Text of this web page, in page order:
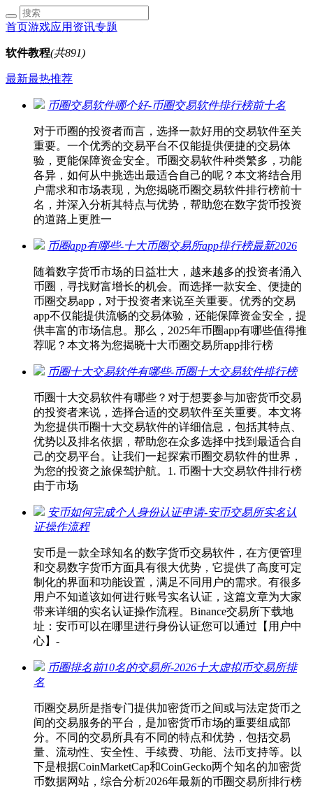
首页游戏应用 资讯专题
软件教程(共891)
最新最热推荐
币圈交易软件哪个好-币圈交易软件排行榜前十名
对于币圈的投资者而言，选择一款好用的交易软件至关
重要。一个优秀的交易平台不仅能提供便捷的交易体
验，更能保障资金安全。币圈交易软件种类繁多，功能
各异，如何从中挑选出最适合自己的呢？本文将结合用
户需求和市场表现，为您揭晓币圈交易软件排行榜前十
名，并深入分析其特点与优势，帮助您在数字货币投资
的道路上更胜一
币圈app有哪些-十大币圈交易所app排行榜最新2026
随着数字货币市场的日益壮大，越来越多的投资者涌入
币圈，寻找财富增长的机会。而选择一款安全、便捷的
币圈交易app，对于投资者来说至关重要。优秀的交易
app不仅能提供流畅的交易体验，还能保障资金安全，提
供丰富的市场信息。那么，2025年币圈app有哪些值得推
荐呢？本文将为您揭晓十大币圈交易所app排行榜
币圈十大交易软件有哪些-币圈十大交易软件排行榜
币圈十大交易软件有哪些？对于想要参与加密货币交易
的投资者来说，选择合适的交易软件至关重要。本文将
为您提供币圈十大交易软件的详细信息，包括其特点、
优势以及排名依据，帮助您在众多选择中找到最适合自
己的交易平台。让我们一起探索币圈交易软件的世界，
为您的投资之旅保驾护航。1. 币圈十大交易软件排行榜
由于市场
安币如何完成个人身份认证申请-安币交易所实名认
证操作流程
安币是一款全球知名的数字货币交易软件，在方便管理
和交易数字货币方面具有很大优势，它提供了高度可定
制化的界面和功能设置，满足不同用户的需求。有很多
用户不知道该如何进行账号实名认证，这篇文章为大家
带来详细的实名认证操作流程。Binance交易所下载地
址：安币可以在哪里进行身份认证您可以通过【用户中
心】-
币圈排名前10名的交易所-2026十大虚拟币交易所排
名
币圈交易所是指专门提供加密货币之间或与法定货币之
间的交易服务的平台，是加密货币市场的重要组成部
分。不同的交易所具有不同的特点和优势，包括交易
量、流动性、安全性、手续费、功能、法币支持等。以
下是根据CoinMarketCap和CoinGecko两个知名的加密货
币数据网站，综合分析2026年最新的币圈交易所排行榜